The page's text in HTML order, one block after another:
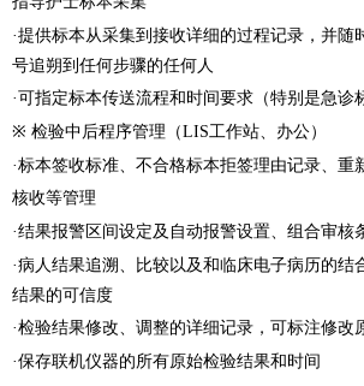
·提供标本从采集到接收详细的过程记录，并随
号追朔到任何步骤的任何人
·可指定标本传送流程和时间要求（特别是急诊
※ 检验中后程序管理（LIS工作站、办公）
·标本签收标准、不合格标本拒签理由记录、重
核收等管理
·结果报警区间设定及自动报警设置、组合审核
·病人结果追溯、比较以及和临床电子病历的结
结果的可信度
·检验结果修改、调整的详细记录，可标注修改
·保存联机仪器的所有原始检验结果和时间